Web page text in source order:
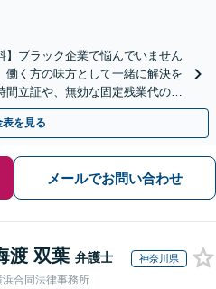
】ブラック企業で悩んでいません
く方の味方として一緒に解決を
間立証や、無効な固定残業代の調
相談可】
表を見る
メールでお問い合わせ
渡 双葉 弁護士 神奈川県
浜合同法律事務所